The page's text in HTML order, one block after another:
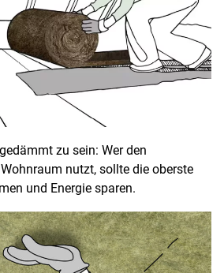
zu sein: Wer den
nutzt, sollte die oberste
und Energie sparen.